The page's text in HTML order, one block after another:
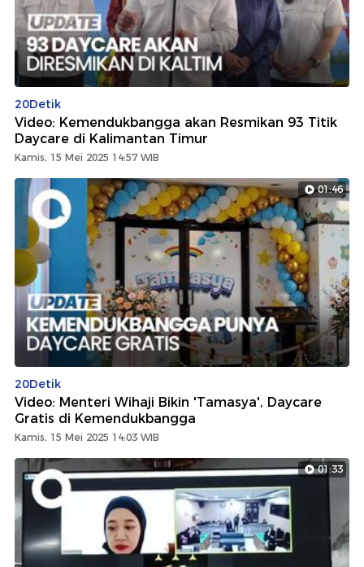
20Detik
Video: Kemendukbangga akan Resmikan 93 Titik
Daycare di Kalimantan Timur
Kamis, 15 Mei 2025 14:57 WIB
01:46
20Detik
Video: Menteri Wihaji Bikin 'Tamasya', Daycare
Gratis di Kemendukbangga
Kamis, 15 Mei 2025 14:03 WIB
01:33